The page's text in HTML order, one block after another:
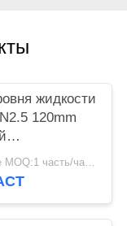
жидкости
120mm
negotiable MOQ:1 часть/часть